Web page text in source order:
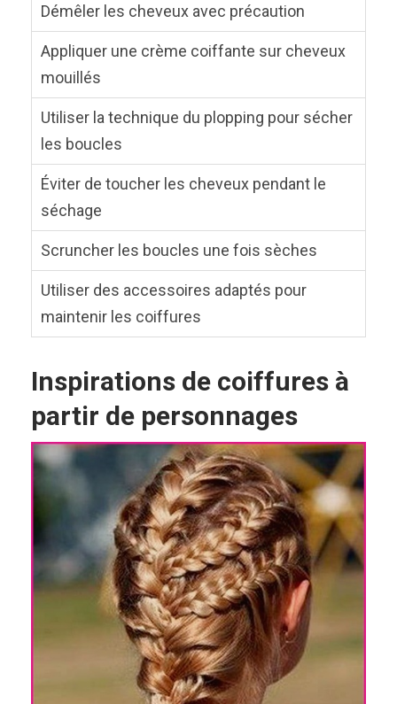
Démêler les cheveux avec précaution
Appliquer une crème coiffante sur cheveux
mouillés
Utiliser la technique du plopping pour sécher
les boucles
Éviter de toucher les cheveux pendant le
séchage
Scruncher les boucles une fois sèches
Utiliser des accessoires adaptés pour
maintenir les coiffures
Inspirations de coiffures à
partir de personnages